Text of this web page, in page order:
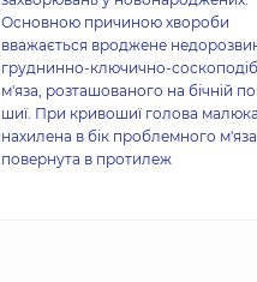
Основною причиною хвороби
вважається вроджене
груднинно-ключично-
м'яза, розташованого на бічній
шиї. При кривошиї голова малюка
нахилена в бік проблемного м'яза
повернута в протилеж